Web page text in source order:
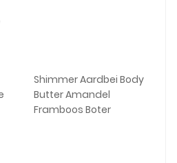
Shimmer Aardbei Body
Butter Amandel
Framboos Boter